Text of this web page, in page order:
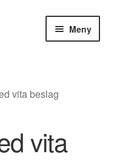
Meny
vita beslag
vita